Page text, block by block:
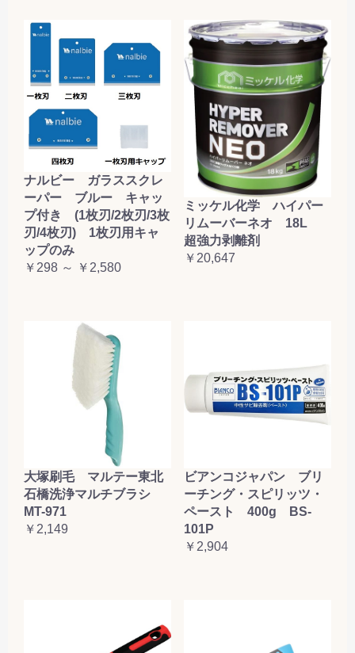
ナルビー ガラススクレ
ーパー ブルー キャッ
プ付き (1枚刃/2枚刃/3枚
刃/4枚刃) 1枚刃用キャ
ップのみ
￥298 ～ ￥2,580
ミッケル化学 ハイパー
リムーバーネオ 18L
超強力剥離剤
￥20,647
大塚刷毛 マルテー東北
石橋洗浄マルチブラシ
MT-971
￥2,149
ビアンコジャパン ブリ
ーチング・スピリッツ・
ペースト 400g BS-
101P
￥2,904